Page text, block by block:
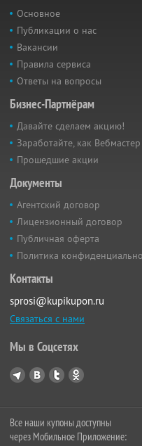
Основное
Публикации о нас
Вакансии
Правила сервиса
Ответы на вопросы
Бизнес-Партнёрам
Давайте сделаем акцию!
Заработайте, как Вебмастер
Прошедшие акции
Документы
Агентский договор
Лицензионный договор
Публичная оферта
Политика
Контакты
sprosi@kupikupon.ru
Связаться с нами
Мы в Соцсетях
Все наши купоны доступны
через Мобильное Приложение: